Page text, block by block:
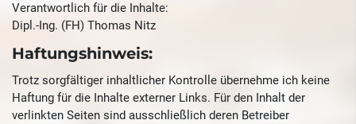
Verantwortlich für die Inhalte:
Dipl.-Ing. (FH) Thomas Nitz
Haftungshinweis:
Trotz sorgfältiger inhaltlicher Kontrolle übernehme ich keine
Haftung für die Inhalte externer Links. Für den Inhalt der
verlinkten Seiten sind ausschließlich deren Betreiber